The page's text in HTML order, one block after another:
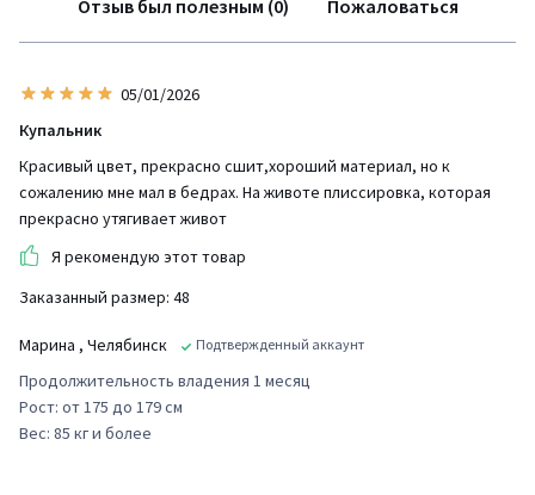
Отзыв был полезным (0) Пожаловаться
05/01/2026
Купальник
Красивый цвет, прекрасно сшит,хороший материал, но к
сожалению мне мал в бедрах. На животе плиссировка, которая
прекрасно утягивает живот
Я рекомендую этот товар
Заказанный размер: 48
Марина , Челябинск Подтвержденный аккаунт
Продолжительность владения 1 месяц
Рост: от 175 до 179 см
Вес: 85 кг и более